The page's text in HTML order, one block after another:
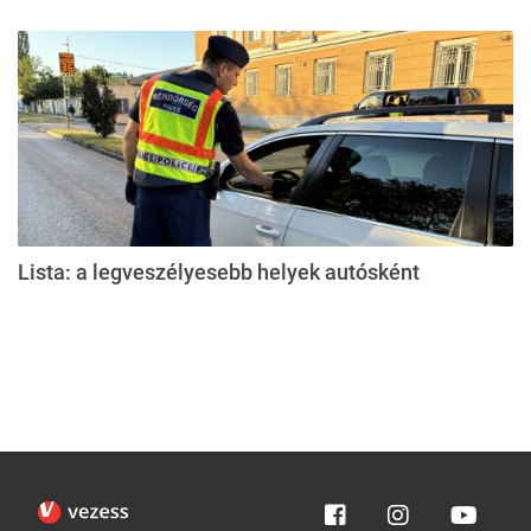
Lista: a legveszélyesebb helyek autósként